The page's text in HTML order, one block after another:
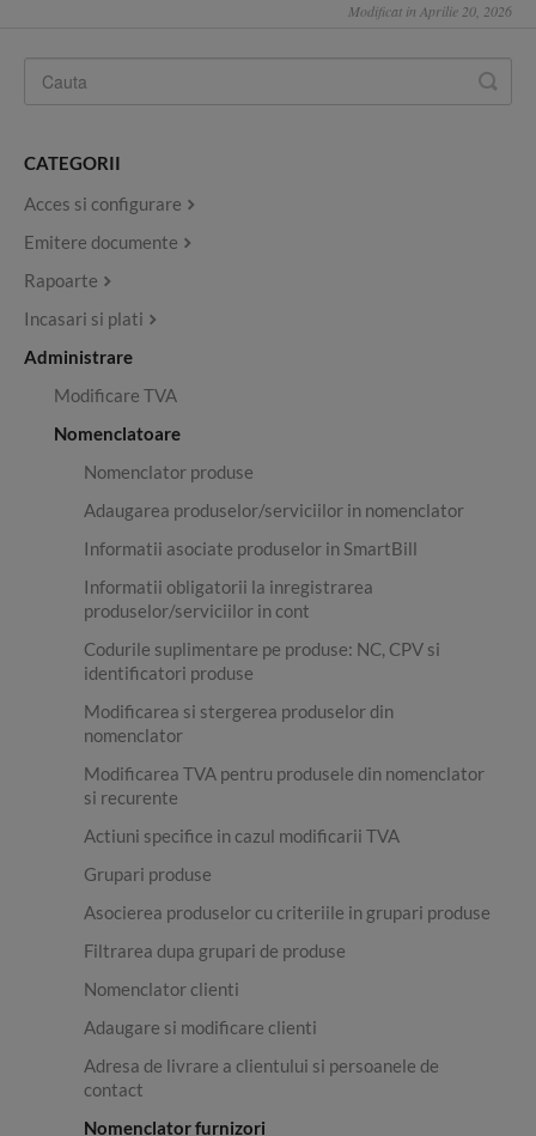
Modificat in Aprilie 20, 2026
CATEGORII
Acces si configurare
Emitere documente
Rapoarte
Incasari si plati
Administrare
Modificare TVA
Nomenclatoare
Nomenclator produse
Adaugarea produselor/serviciilor in nomenclator
Informatii asociate produselor in SmartBill
Informatii obligatorii la inregistrarea
produselor/serviciilor in cont
Codurile suplimentare pe produse: NC, CPV si
identificatori produse
Modificarea si stergerea produselor din
nomenclator
Modificarea TVA pentru produsele din nomenclator
si recurente
Actiuni specifice in cazul modificarii TVA
Grupari produse
Asocierea produselor cu criteriile in grupari produse
Filtrarea dupa grupari de produse
Nomenclator clienti
Adaugare si modificare clienti
Adresa de livrare a clientului si persoanele de
contact
Nomenclator furnizori